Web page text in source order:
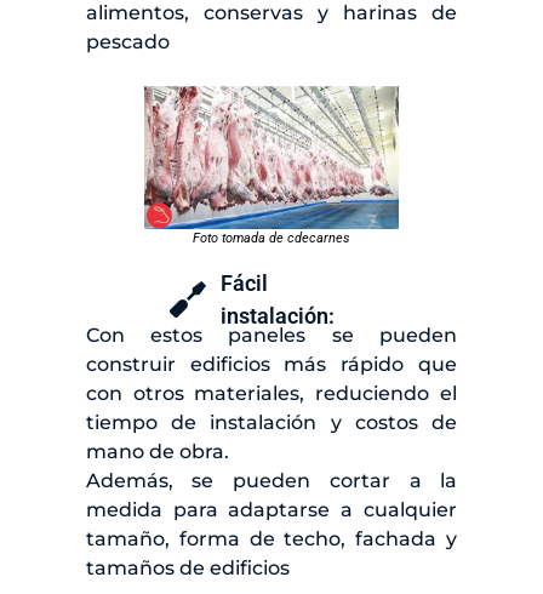
alimentos, conservas y harinas de
pescado
Foto tomada de cdecarnes
Fácil
instalación:
Con estos paneles se pueden
construir edificios más rápido que
con otros materiales, reduciendo el
tiempo de instalación y costos de
mano de obra.
Además, se pueden cortar a la
medida para adaptarse a cualquier
tamaño, forma de techo, fachada y
tamaños de edificios